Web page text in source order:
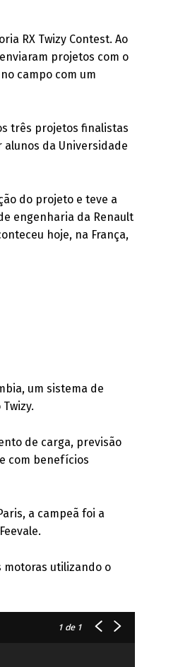
RX Twizy Contest. Ao
projetos com o
campo com um
três projetos finalistas
alunos da Universidade
do projeto e teve a
engenharia da Renault
hoje, na França,
um sistema de
de carga, previsão
com benefícios
a campeã foi a
motoras utilizando o
1 de 1